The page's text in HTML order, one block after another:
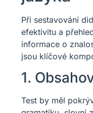
Při sestavování
efektivitu a
informace o
jsou klíčové
1.
Test by měl